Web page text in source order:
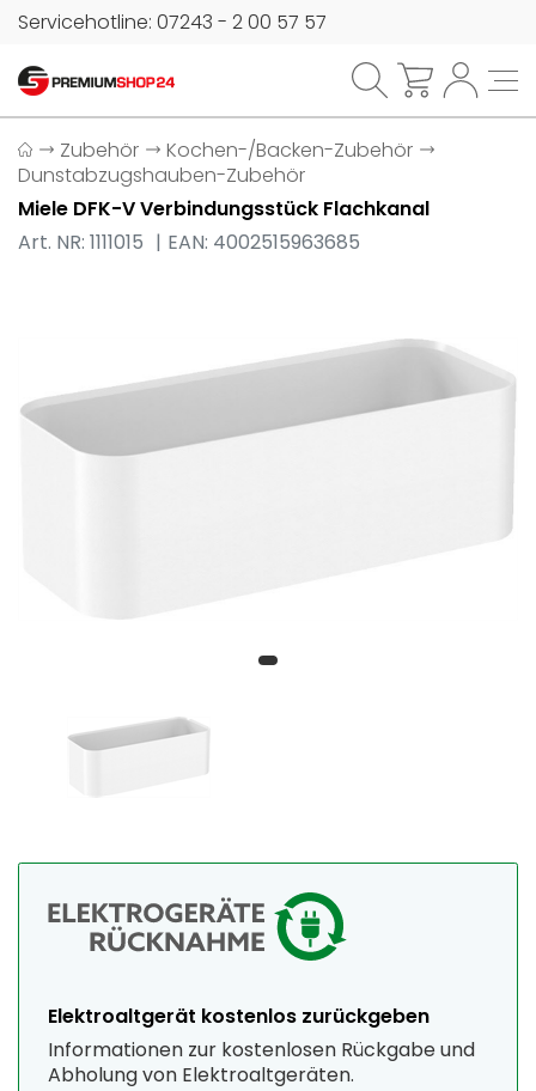
Servicehotline: 07243 - 2 00 57 57
Zubehör
Kochen-/Backen-Zubehör
Dunstabzugshauben-Zubehör
Miele DFK-V Verbindungsstück Flachkanal
Art. NR: 1111015
EAN: 4002515963685
Elektroaltgerät kostenlos zurückgeben
Informationen zur kostenlosen Rückgabe und
Abholung von Elektroaltgeräten.